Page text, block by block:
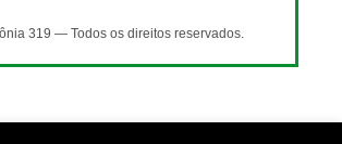
319 — Todos os direitos reservados.